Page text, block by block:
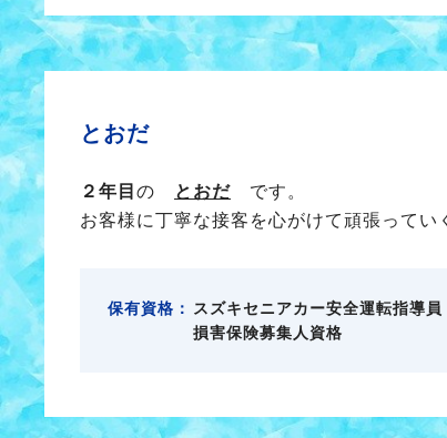
とおだ
２年目 の とおだ です。
お客様に丁寧な接客を心がけて頑張ってい
保有資格：
スズキセニアカー安全運転指導員
損害保険募集人資格